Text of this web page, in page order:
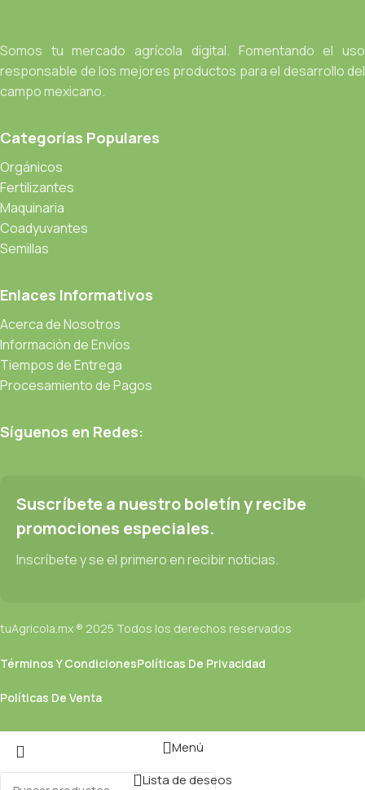
Somos tu mercado agrícola digital. Fomentando el uso
responsable de los mejores productos para el desarrollo del
campo mexicano.
Categorías Populares
Orgánicos
Fertilizantes
Maquinaria
Coadyuvantes
Semillas
Enlaces Informativos
Acerca de Nosotros
Información de Envíos
Tiempos de Entrega
Procesamiento de Pagos
Síguenos en Redes:
Suscríbete a nuestro boletín y recibe
promociones especiales.
Inscríbete y se el primero en recibir noticias.
tuAgricola.mx ® 2025 Todos los derechos reservados
Términos Y CondicionesPolíticas De Privacidad
Políticas De Venta
Menú
Lista de deseos